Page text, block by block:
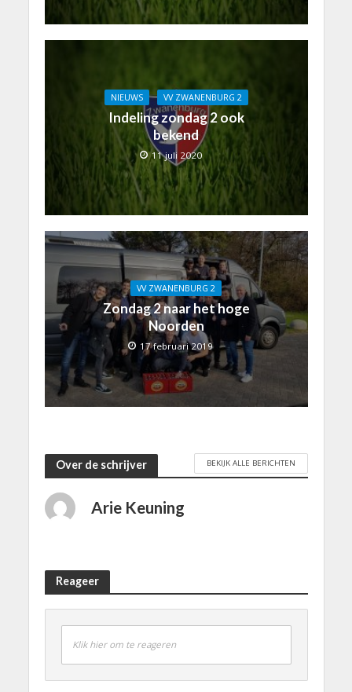
NIEUWS VV ZWANENBURG 2
Indeling zondag 2 ook
bekend
11 juli 2020
VV ZWANENBURG 2
Zondag 2 naar het hoge
Noorden
17 februari 2019
Over de schrijver BEKIJK ALLE BERICHTEN
Arie Keuning
Reageer
Klik hier om te reageren